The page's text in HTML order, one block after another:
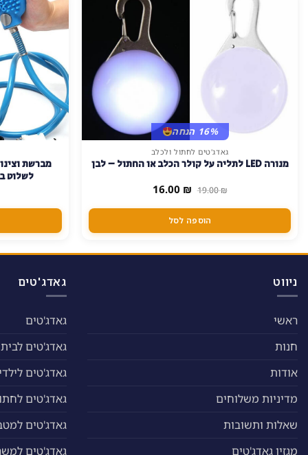
16% הנחה
גאדג'טים לחתול ולכלב
מנורה LED לתליה על קולר הכלב או החתול – לבן
19.00₪ המחיר
המקורי
היה:
19.00 ₪.
16.00 ₪
הוא:
הוספה לסל
מברשת
לשלוט
ניווט
ראשי
חנות
אודות
מדיניות משלוחים
שאלות ותשובות
מגזין גאדג'טים
גאדג'טים
גאדג'טים
גאדג'טים לבית
גאדג'טים
גאדג'טים
גאדג'טים
גאדג'טים